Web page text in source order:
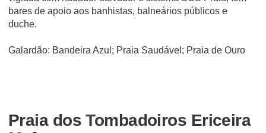
bares de apoio aos banhistas, balneários públicos e
duche.
Galardão: Bandeira Azul; Praia Saudável; Praia de Ouro
Praia dos Tombadoiros Ericeira